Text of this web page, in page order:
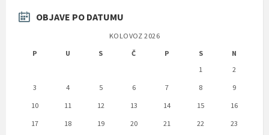
OBJAVE PO DATUMU
KOLOVOZ 2026
P
U S Č P S
N
1
2
3
4 5 6 7 8
9
10
11 12 13 14 15
16
17
18 19 20 21 22
23